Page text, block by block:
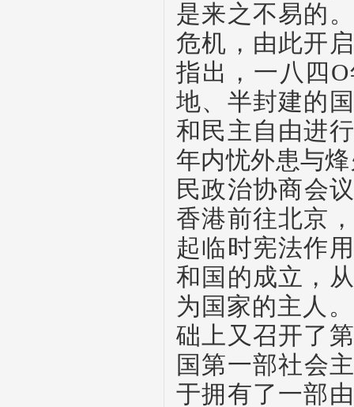
是来之不易的
危机，由此开
指出，一八四 O
地、半封建的
和民主自由进
年内忧外患与
民政治协商会
香港前往北京
起临时宪法作
和国的成立，
为国家的主人。
础上又召开了
国第一部社会
于拥有了一部